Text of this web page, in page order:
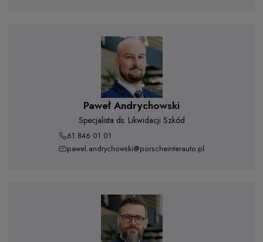
Paweł Andrychowski
Specjalista ds. Likwidacji Szkód
61 846 01 01
pawel.andrychowski@porscheinterauto.pl